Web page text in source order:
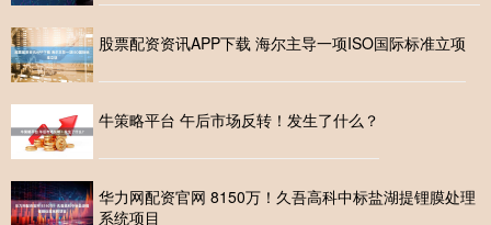
股票配资资讯APP下载 海尔主导一项ISO国际标准立项
牛策略平台 午后市场反转！发生了什么？
华力网配资官网 8150万！久吾高科中标盐湖提锂膜处理
系统项目